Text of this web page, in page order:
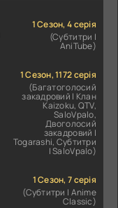
1 Сезон, 4 серія
(Субтитри |
AniTube)
1 Сезон, 1172 серія
(Багатоголосий
закадровий | Клан
Kaizoku, QTV,
SaloVpalo,
Двоголосий
закадровий |
Togarashi, Субтитри
| SaloVpalo)
1 Сезон, 7 серія
(Субтитри | Anime
Classic)